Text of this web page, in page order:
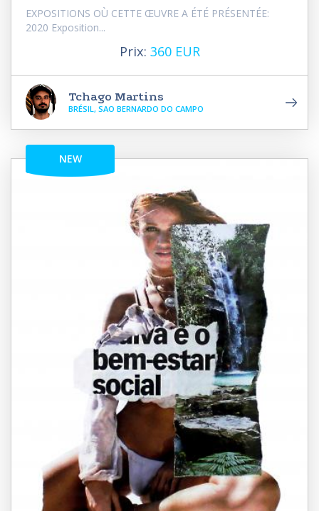
EXPOSITIONS OÙ CETTE ŒUVRE A ÉTÉ PRÉSENTÉE:
2020 Exposition...
Prix: 360 EUR
Tchago Martins
BRÉSIL, SAO BERNARDO DO CAMPO
NEW